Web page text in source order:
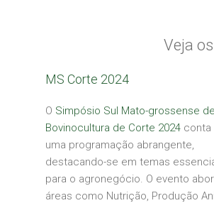
Veja
MS Corte 2024
O Simpósio Sul Mato-grossense de
Bovinocultura de Corte 2024 conta
uma programação abrangente,
destacando-se em temas
para o agronegócio. O evento
áreas como Nutrição, Produção